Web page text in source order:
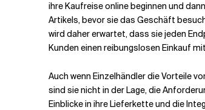
ihre Kaufreise online beginnen und
Artikels, bevor sie das Geschäft
wird daher erwartet, dass sie jeden
Kunden einen reibungslosen Einkauf
Auch wenn Einzelhändler die Vorteile
sind sie nicht in der Lage, die
Einblicke in ihre Lieferkette und die